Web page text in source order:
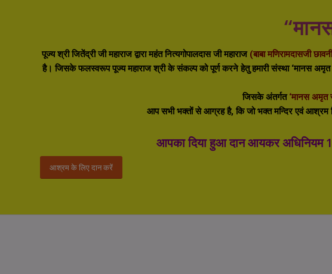
“
पूज्य श्री जितेंद्री जी महाराज द्वारा महंत नित्यगोपालदास जी महाराज (बाबा मणिरामदासजी
है। जिसके फलस्वरूप पूज्य महाराज श्री के संकल्प को पूर्ण करने हेतु हमारी संस्था ‘मानस
जिसके अंतर्गत‘मानस अमृत
आप सभी भक्तों से आग्रह है, कि जो भक्त मन्दिर एवं आश्रम
आपका दिया हुआ दान आयकर अधिनियम
आश्रम के लिए दान करें